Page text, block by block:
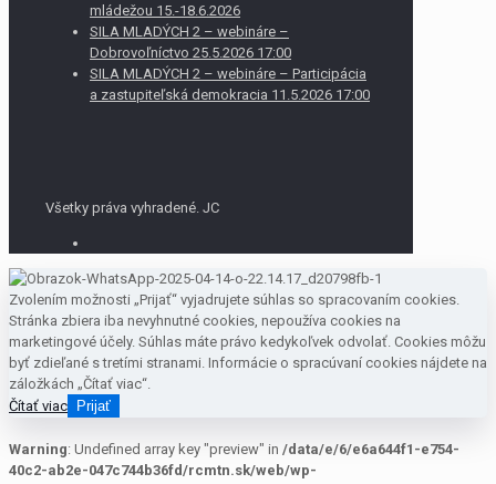
mládežou 15.-18.6.2026
SILA MLADÝCH 2 – webináre –
Dobrovoľníctvo 25.5.2026 17:00
SILA MLADÝCH 2 – webináre – Participácia
a zastupiteľská demokracia 11.5.2026 17:00
Všetky práva vyhradené. JC
Zvolením možnosti „Prijať“ vyjadrujete súhlas so spracovaním cookies.
Stránka zbiera iba nevyhnutné cookies, nepoužíva cookies na
marketingové účely. Súhlas máte právo kedykoľvek odvolať. Cookies môžu
byť zdieľané s tretími stranami. Informácie o spracúvaní cookies nájdete na
záložkách „Čítať viac“.
Čítať viac Prijať
Warning: Undefined array key "preview" in /data/e/6/e6a644f1-e754-
40c2-ab2e-047c744b36fd/rcmtn.sk/web/wp-